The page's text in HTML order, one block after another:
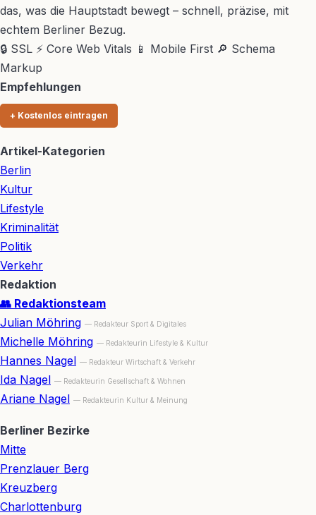
das, was die Hauptstadt bewegt – schnell, präzise, mit
echtem Berliner Bezug.
🔒 SSL ⚡ Core Web Vitals 📱 Mobile First 🔎 Schema
Markup
Empfehlungen
+ Kostenlos eintragen
Artikel-Kategorien
Berlin
Kultur
Lifestyle
Kriminalität
Politik
Verkehr
Redaktion
👥 Redaktionsteam
Julian Möhring — Redakteur Sport & Digitales
Michelle Möhring — Redakteurin Lifestyle & Kultur
Hannes Nagel — Redakteur Wirtschaft & Verkehr
Ida Nagel — Redakteurin Gesellschaft & Wohnen
Ariane Nagel — Redakteurin Kultur & Meinung
Berliner Bezirke
Mitte
Prenzlauer Berg
Kreuzberg
Charlottenburg